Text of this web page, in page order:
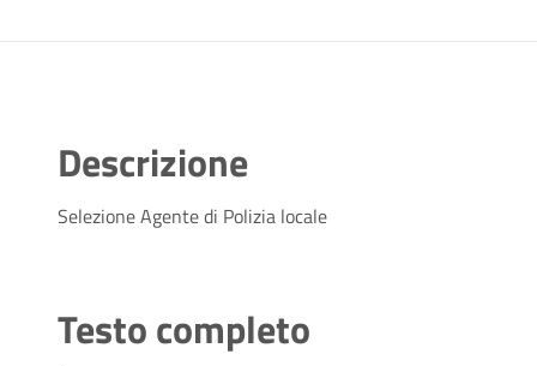
Descrizione
Selezione Agente di Polizia locale
Testo completo